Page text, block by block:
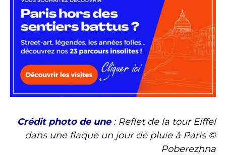
Crédit photo de une: Reflet de la tour Eiffel
dans une flaque un jour de pluie à Paris ©
Poberezhna